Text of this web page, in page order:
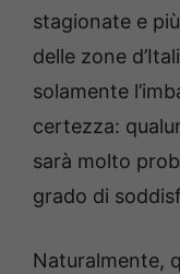
stagionate e
delle zone
solamente
certezza:
sarà molto
grado di
Naturalmente,